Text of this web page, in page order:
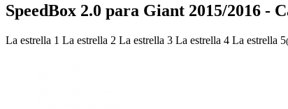
SpeedBox 2.0 para Giant 2015/2016 -
La estrella 1 La estrella 2 La estrella 3 La estrella 4 La estrella 5(